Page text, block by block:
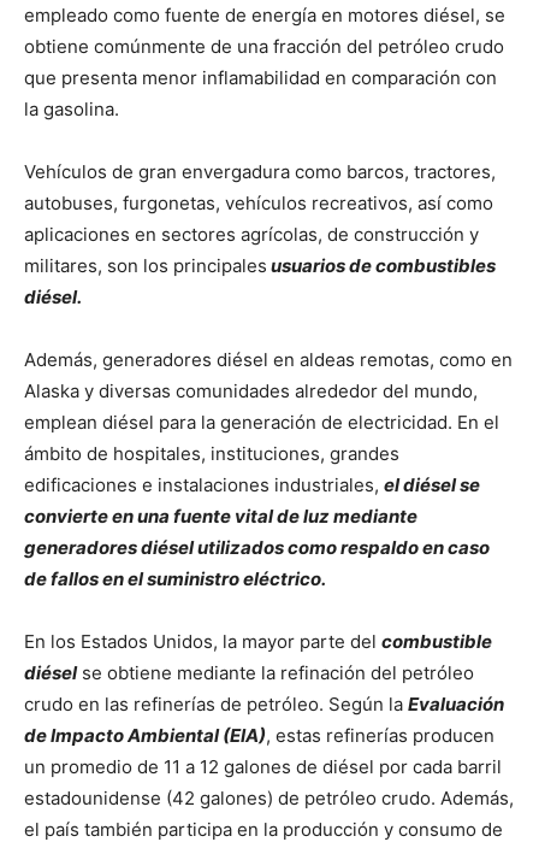
empleado como fuente de energía en motores diésel, se
obtiene comúnmente de una fracción del petróleo crudo
que presenta menor inflamabilidad en comparación con
la gasolina.
Vehículos de gran envergadura como barcos, tractores,
autobuses, furgonetas, vehículos recreativos, así como
aplicaciones en sectores agrícolas, de construcción y
militares, son los principales usuarios de combustibles
diésel.
Además, generadores diésel en aldeas remotas, como en
Alaska y diversas comunidades alrededor del mundo,
emplean diésel para la generación de electricidad. En el
ámbito de hospitales, instituciones, grandes
edificaciones e instalaciones industriales, el diésel se
convierte en una fuente vital de luz mediante
generadores diésel utilizados como respaldo en caso
de fallos en el suministro eléctrico.
En los Estados Unidos, la mayor parte del combustible
diéselse obtiene mediante la refinación del petróleo
crudo en las refinerías de petróleo. Según la Evaluación
de Impacto Ambiental (EIA), estas refinerías producen
un promedio de 11 a 12 galones de diésel por cada barril
estadounidense (42 galones) de petróleo crudo. Además,
el país también participa en la producción y consumo de